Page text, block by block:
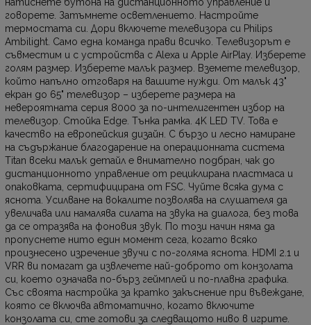
говорете. Затъмнете осветлението. Настройте
термостата си. Дори включете телевизора си Philips
Ambilight. Само една команда прави всичко. Tелевизорът е
съвместим и с устройства с Alexa и Apple AirPlay. Изберете
голям размер. Изберете малък размер. Вземете телевизор,
който напълно отговаря на вашите нужди. От малък 43"
екран до 65" телевизор – изберете размера на
невероятната серия 8000 за по-интелигентен избор на
телевизор. Стойка Edge. Тънка рамка. 4K LED TV. Това е
качество на европейския дизайн. С бързо и лесно намиране
на съдържание благодарение на операционната система
Titan всеки малък детайл е внимателно подбран, чак до
дистанционното управление от рециклирана пластмаса и
опаковката, сертифицирана от FSC. Чуйте всяка дума с
яснота. Усилване на вокалите позволява на слушателя да
увеличава или намалява силата на звука на диалога, без това
да се отразява на фоновия звук. По този начин няма да
пропуснете нито един момент сега, когато всяко
произнесено изречение звучи с по-голяма яснота. HDMI 2.1 и
VRR ви помагат да извлечете най-доброто от конзолата
си, което означава по-бърз геймплей и по-плавна графика.
Със своята настройка за кратко закъснение при въвеждане,
която се включва автоматично, когато включите
конзолата си, сте готови за следващото ниво в игрите.